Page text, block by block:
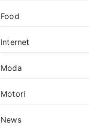
Food
Internet
Moda
Motori
News